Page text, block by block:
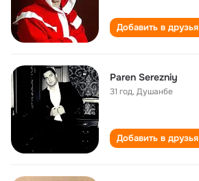
Добавить в друзья
Paren Serezniy
31 год,Душанбе
Добавить в друзья